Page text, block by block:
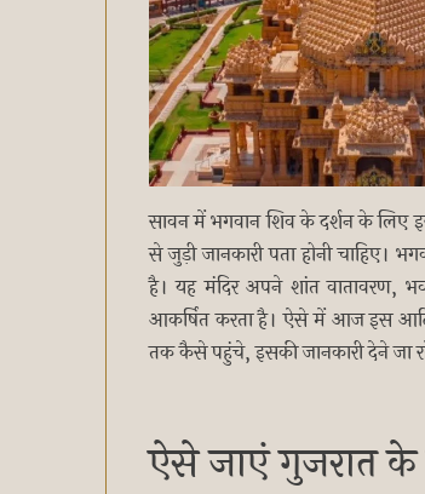
सावन में भगवान शिव के दर्शन के लिए
से जुड़ी जानकारी पता होनी चाहिए।
है। यह मंदिर अपने शांत वातावरण,
आकर्षित करता है। ऐसे में आज इस
तक कैसे पहुंचे, इसकी जानकारी देने जा
ऐसे जाएं गुजरात के